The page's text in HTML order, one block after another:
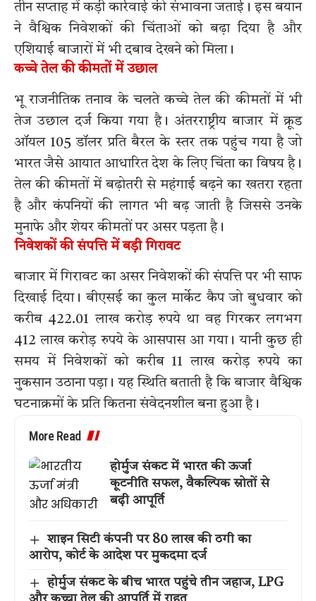
तीन सप्ताह में कड़ी कार्रवाई की संभावना जताई। इस बयान
ने वैश्विक निवेशकों की चिंताओं को बढ़ा दिया है और
एशियाई बाजारों में भी दबाव देखने को मिला।
कच्चे तेल की कीमतों में उछाल
भू राजनीतिक तनाव के चलते कच्चे तेल की कीमतों में भी
तेज उछाल दर्ज किया गया है। अंतरराष्ट्रीय बाजार में क्रूड
ऑयल 105 डॉलर प्रति बैरल के स्तर तक पहुंच गया है जो
भारत जैसे आयात आधारित देश के लिए चिंता का विषय है।
तेल की कीमतों में बढ़ोतरी से महंगाई बढ़ने का खतरा रहता
है और कंपनियों की लागत भी बढ़ जाती है जिससे उनके
मुनाफे और शेयर कीमतों पर असर पड़ता है।
निवेशकों की संपत्ति में बड़ी गिरावट
बाजार में गिरावट का असर निवेशकों की संपत्ति पर भी साफ
दिखाई दिया। बीएसई का कुल मार्केट कैप जो बुधवार को
करीब 422.01 लाख करोड़ रुपये था वह गिरकर लगभग
412 लाख करोड़ रुपये के आसपास आ गया। यानी कुछ ही
समय में निवेशकों को करीब 11 लाख करोड़ रुपये का
नुकसान उठाना पड़ा। यह स्थिति बताती है कि बाजार वैश्विक
घटनाक्रमों के प्रति कितना संवेदनशील बना हुआ है।
More Read
होर्मुज संकट में भारत की ऊर्जा
कूटनीति सफल, वैकल्पिक स्रोतों से
बढ़ी आपूर्ति
शाइन सिटी कंपनी पर 80 लाख की ठगी का
आरोप, कोर्ट के आदेश पर मुकदमा दर्ज
होर्मुज संकट के बीच भारत पहुंचे तीन जहाज, LPG